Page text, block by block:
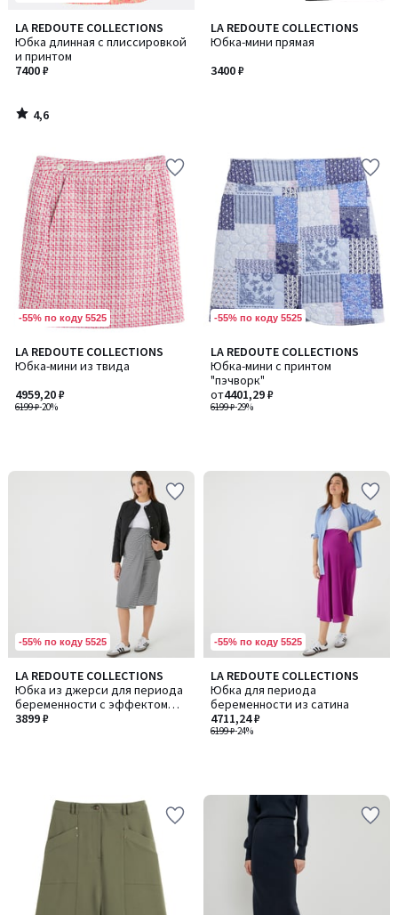
LA REDOUTE COLLECTIONS
Юбка длинная с плиссировкой
и принтом
7400 ₽
4,6
/ 5
4,6
/
LA REDOUTE COLLECTIONS
Юбка-мини прямая
3400 ₽
-55% по коду 5525
LA REDOUTE COLLECTIONS
Юбка-мини из твида
6199 ₽-20%
4959,20 ₽
-55% по коду 5525
LA REDOUTE COLLECTIONS
Юбка-мини с принтом
"пэчворк"
6199 ₽-29%
от4401,29 ₽
-55% по коду 5525
LA REDOUTE COLLECTIONS
Юбка из джерси для периода
беременности с эффектом
запаха
3899 ₽
-55% по коду 5525
LA REDOUTE COLLECTIONS
Юбка для периода
беременности из сатина
6199 ₽-24%
4711,24 ₽